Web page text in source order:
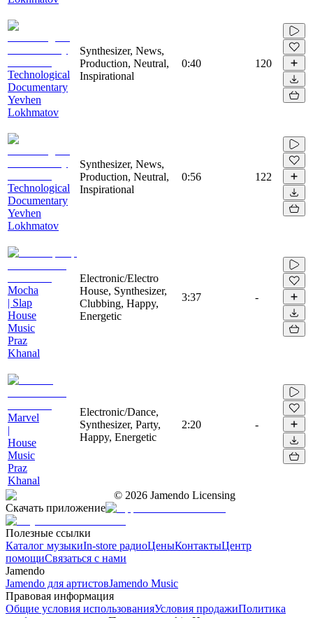
Technological
Documentary
Yevhen
Lokhmatov
Synthesizer, News,
Production, Neutral,
Inspirational
0:40 120
Technological
Documentary
Yevhen
Lokhmatov
Synthesizer, News,
Production, Neutral,
Inspirational
0:56 122
Mocha
| Slap
House
Music
Praz
Khanal
Electronic/Electro
House, Synthesizer,
Clubbing, Happy,
Energetic
3:37 -
Marvel
|
House
Music
Praz
Khanal
Electronic/Dance,
Synthesizer, Party,
Happy, Energetic
2:20 -
© 2026 Jamendo Licensing
Скачать приложение
Полезные ссылки
Каталог музыкиIn-store радиоЦеныКонтактыЦентр
помощиСвязаться с нами
Jamendo
Jamendo для артистовJamendo Music
Правовая информация
Общие условия использованияУсловия продажиПолитика